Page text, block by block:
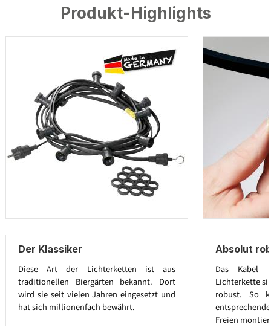
Produkt-Highlights
Der Klassiker
Diese Art der Lichterketten ist aus
traditionellen Biergärten bekannt. Dort
wird sie seit vielen Jahren eingesetzt und
hat sich millionenfach bewährt.
Absolut
Das Kabel
Lichterkette
robust. So
Freien